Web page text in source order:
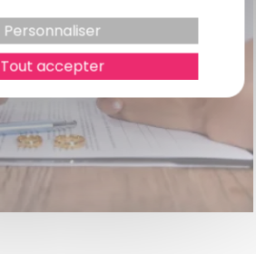
Tout accepter
Personnaliser